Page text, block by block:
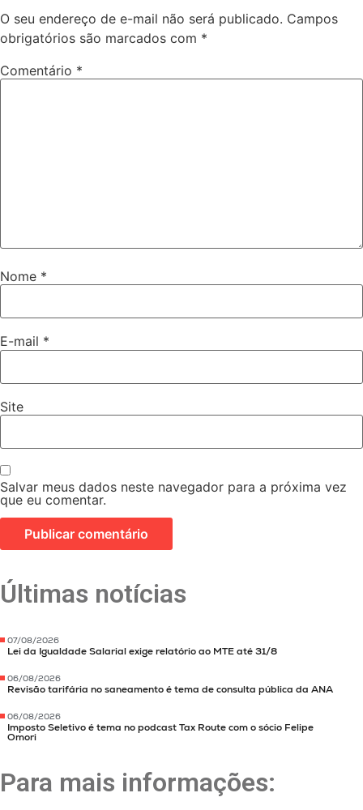
O seu endereço de e-mail não será publicado. Campos
obrigatórios são marcados com *
Comentário *
Nome *
E-mail *
Site
Salvar meus dados neste navegador para a próxima vez
que eu comentar.
Últimas notícias
07/08/2026
Lei da Igualdade Salarial exige relatório ao MTE até 31/8
06/08/2026
Revisão tarifária no saneamento é tema de consulta pública da ANA
06/08/2026
Imposto Seletivo é tema no podcast Tax Route com o sócio Felipe
Omori
Para mais informações: